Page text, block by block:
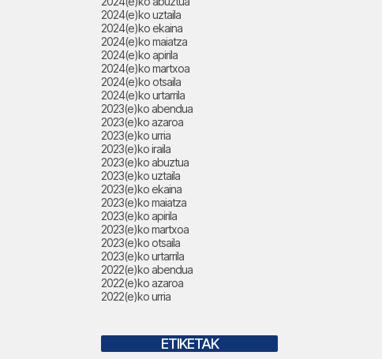
2024(e)ko uztaila
2024(e)ko ekaina
2024(e)ko maiatza
2024(e)ko apirila
2024(e)ko martxoa
2024(e)ko otsaila
2024(e)ko urtarrila
2023(e)ko abendua
2023(e)ko azaroa
2023(e)ko urria
2023(e)ko iraila
2023(e)ko abuztua
2023(e)ko uztaila
2023(e)ko ekaina
2023(e)ko maiatza
2023(e)ko apirila
2023(e)ko martxoa
2023(e)ko otsaila
2023(e)ko urtarrila
2022(e)ko abendua
2022(e)ko azaroa
2022(e)ko urria
ETIKETAK